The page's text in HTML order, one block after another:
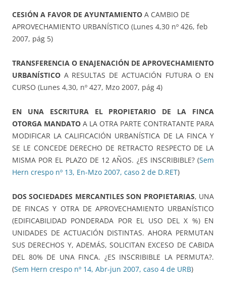
CESIÓN A FAVOR DE AYUNTAMIENTO A CAMBIO DE
APROVECHAMIENTO URBANÍSTICO (Lunes 4,30 nº 426, feb
2007, pág 5)
TRANSFERENCIA O ENAJENACIÓN DE APROVECHAMIENTO
URBANÍSTICO A RESULTAS DE ACTUACIÓN FUTURA O EN
CURSO (Lunes 4,30, nº 427, Mzo 2007, pág 4)
EN UNA ESCRITURA EL PROPIETARIO DE LA FINCA
OTORGA MANDATO A LA OTRA PARTE CONTRATANTE PARA
MODIFICAR LA CALIFICACIÓN URBANÍSTICA DE LA FINCA Y
SE LE CONCEDE DERECHO DE RETRACTO RESPECTO DE LA
MISMA POR EL PLAZO DE 12 AÑOS. ¿ES INSCRIBIBLE? (Sem
Hern crespo nº 13, En-Mzo 2007, caso 2 de D.RET)
DOS SOCIEDADES MERCANTILES SON PROPIETARIAS, UNA
DE FINCAS Y OTRA DE APROVECHAMIENTO URBANÍSTICO
(EDIFICABILIDAD PONDERADA POR EL USO DEL X %) EN
UNIDADES DE ACTUACIÓN DISTINTAS. AHORA PERMUTAN
SUS DERECHOS Y, ADEMÁS, SOLICITAN EXCESO DE CABIDA
DEL 80% DE UNA FINCA. ¿ES INSCRIBIBLE LA PERMUTA?.
(Sem Hern crespo nº 14, Abr-jun 2007, caso 4 de URB)